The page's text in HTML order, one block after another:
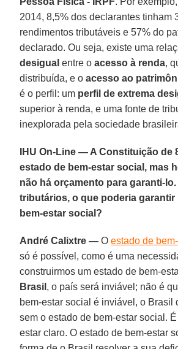
2014, 8,5% dos declarantes tinham
rendimentos tributáveis e 57% do
declarado. Ou seja, existe uma
desigual entre oacesso à renda,
distribuída, e oacesso ao
é o perfil: um perfil de extrema
superior à renda, e uma fonte de
inexplorada pela sociedade
IHU On-Line — A Constituição de
estado de bem-estar social, mas
não há orçamento para garanti-
tributários, o que poderia garantir
bem-estar social?
André Calixtre — Oestado de
só é possível, como é uma
construirmos um estado de bem-
Brasil , o país será inviável; não é
bem-estar social é inviável, o Brasil
sem o estado de bem-estar social.
estar claro. O estado de bem-estar